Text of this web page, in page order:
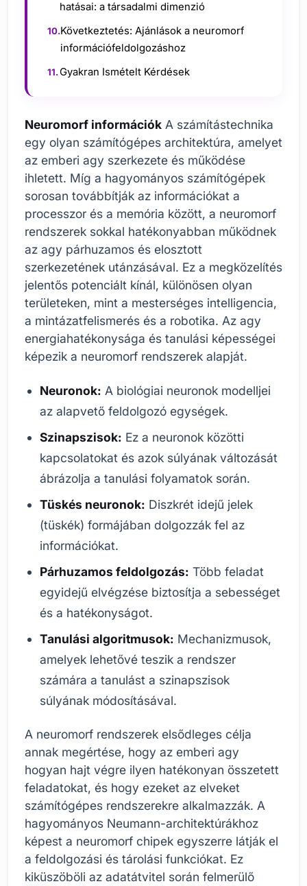
hatásai: a társadalmi dimenzió
Következtetés: Ajánlások a neuromorf
információfeldolgozáshoz
Gyakran Ismételt Kérdések
Neuromorf információk A számítástechnika
egy olyan számítógépes architektúra, amelyet
az emberi agy szerkezete és működése
ihletett. Míg a hagyományos számítógépek
sorosan továbbítják az információkat a
processzor és a memória között, a neuromorf
rendszerek sokkal hatékonyabban működnek
az agy párhuzamos és elosztott
szerkezetének utánzásával. Ez a megközelítés
jelentős potenciált kínál, különösen olyan
területeken, mint a mesterséges intelligencia,
a mintázatfelismerés és a robotika. Az agy
energiahatékonysága és tanulási képességei
képezik a neuromorf rendszerek alapját.
Neuronok: A biológiai neuronok modelljei
az alapvető feldolgozó egységek.
Szinapszisok: Ez a neuronok közötti
kapcsolatokat és azok súlyának változását
ábrázolja a tanulási folyamatok során.
Tüskés neuronok: Diszkrét idejű jelek
(tüskék) formájában dolgozzák fel az
információkat.
Párhuzamos feldolgozás: Több feladat
egyidejű elvégzése biztosítja a sebességet
és a hatékonyságot.
Tanulási algoritmusok: Mechanizmusok,
amelyek lehetővé teszik a rendszer
számára a tanulást a szinapszisok
súlyának módosításával.
A neuromorf rendszerek elsődleges célja
annak megértése, hogy az emberi agy
hogyan hajt végre ilyen hatékonyan összetett
feladatokat, és hogy ezeket az elveket
számítógépes rendszerekre alkalmazzák. A
hagyományos Neumann-architektúrákhoz
képest a neuromorf chipek egyszerre látják el
a feldolgozási és tárolási funkciókat. Ez
kiküszöböli az adatátvitel során felmerülő